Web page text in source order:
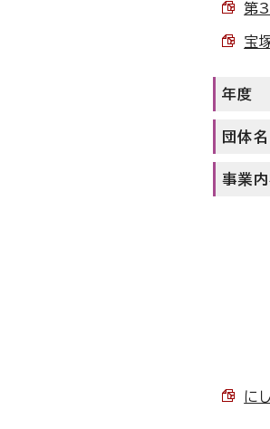
第
宝
年度
団体名
事業
に